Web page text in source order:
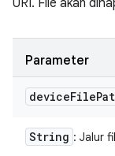
URI. File akan
Parameter
deviceFile
String : Jalur